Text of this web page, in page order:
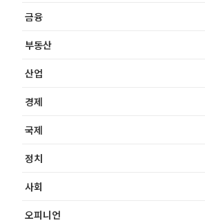
금융
부동산
산업
경제
국제
정치
사회
오피니언